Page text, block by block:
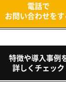
電話で
お問い合わせをす
特徴や導入事例
詳しくチェック